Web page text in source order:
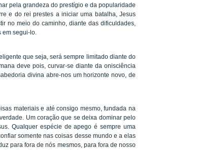
pela grandeza do prestígio e da popularidade
e do rei prestes a iniciar uma batalha, Jesus
no meio do caminho, diante das dificuldades,
em segui-lo.
que seja, será sempre limitado diante do
deve pois, curvar-se diante da onisciência
divina abre-nos um horizonte novo, de
materiais e até consigo mesmo, fundada na
Um coração que se deixa dominar pelo
Qualquer espécie de apego é sempre uma
somente nas coisas desse mundo e a elas
para fora de nós mesmos, para fora de nosso